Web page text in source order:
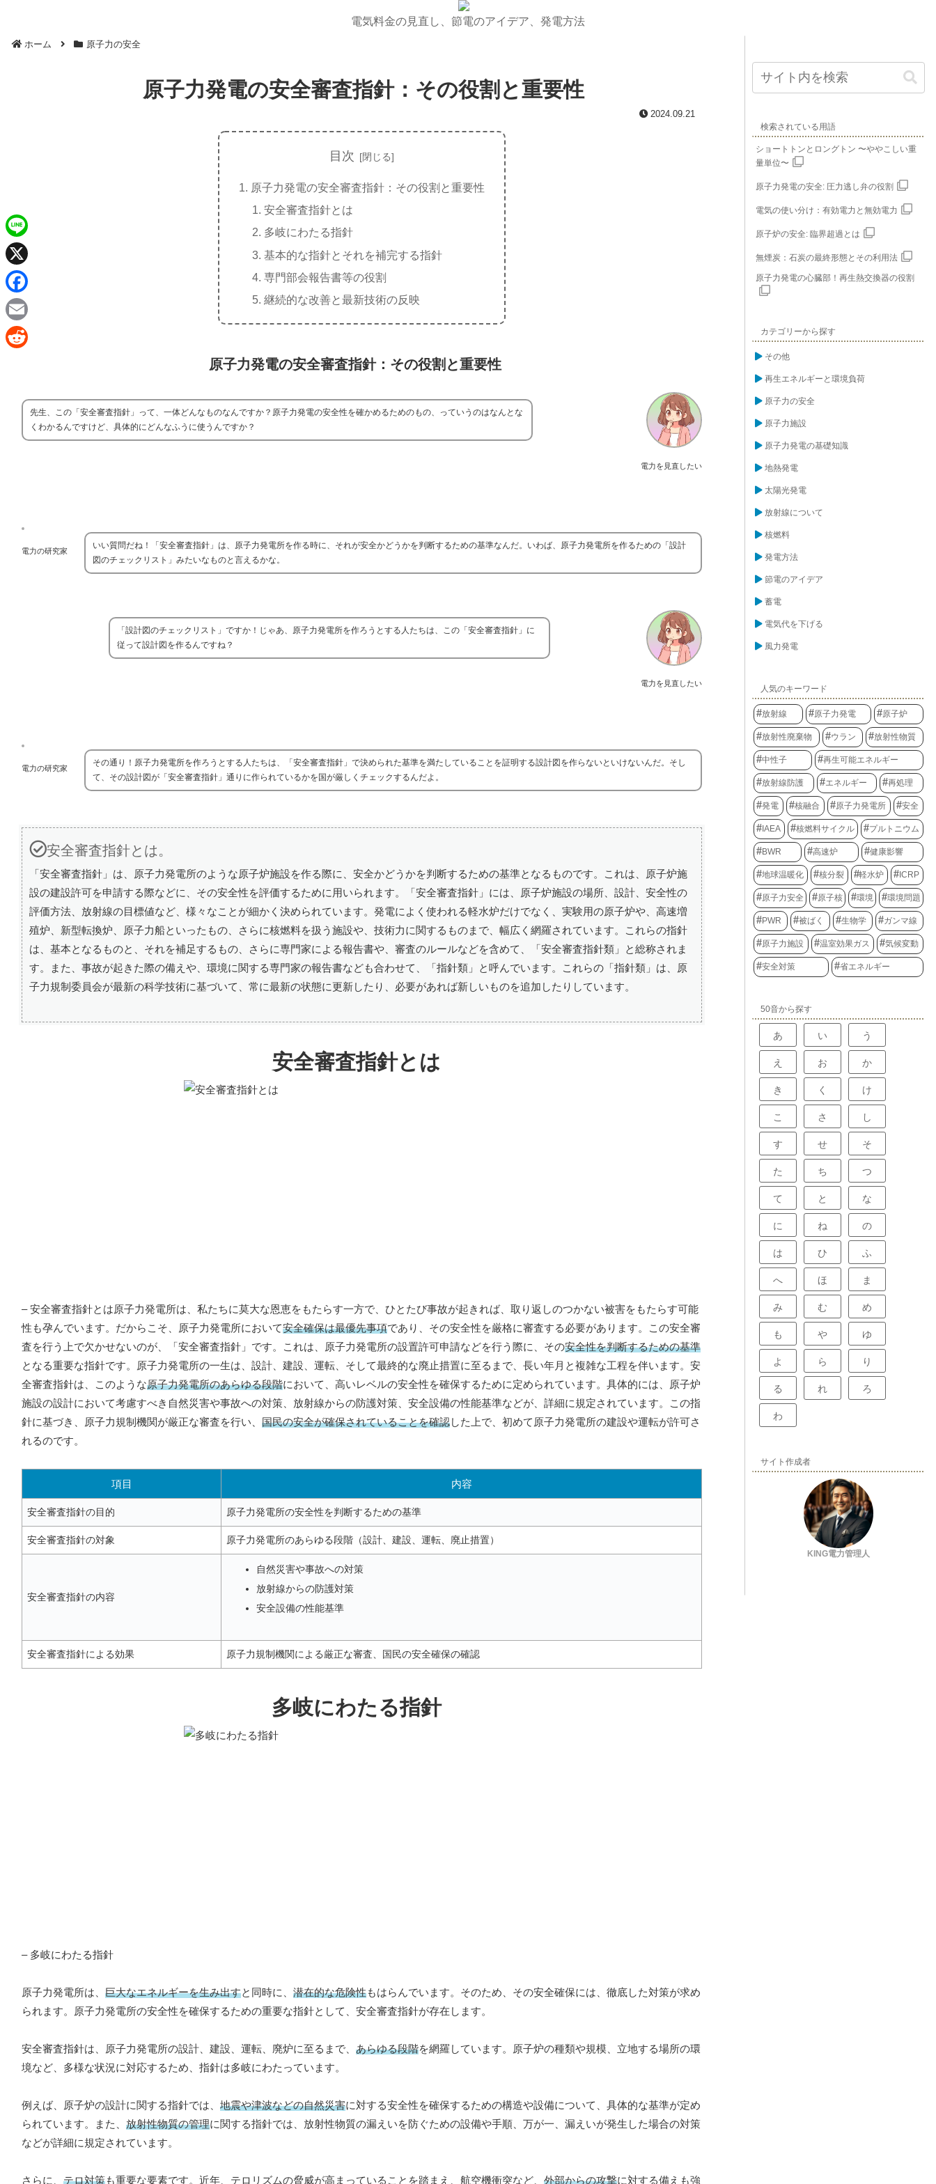
電気料金の見直し、節電のアイデア、発電方法
ホーム 原子力の安全
原子力発電の安全審査指針：その役割と重要性
2024.09.21
目次
原子力発電の安全審査指針：その役割と重要性
安全審査指針とは
多岐にわたる指針
基本的な指針とそれを補完する指針
専門部会報告書等の役割
継続的な改善と最新技術の反映
原子力発電の安全審査指針：その役割と重要性
電力を見直したい
先生、この「安全審査指針」って、一体どんなものなんですか？原子力発電の安全性を確かめるためのもの、っていうのはなんとな
くわかるんですけど、具体的にどんなふうに使うんですか？
電力の研究家
いい質問だね！「安全審査指針」は、原子力発電所を作る時に、それが安全かどうかを判断するための基準なんだ。いわば、原子力発電所を作るための「設計
図のチェックリスト」みたいなものと言えるかな。
電力を見直したい
「設計図のチェックリスト」ですか！じゃあ、原子力発電所を作ろうとする人たちは、この「安全審査指針」に
従って設計図を作るんですね？
電力の研究家
その通り！原子力発電所を作ろうとする人たちは、「安全審査指針」で決められた基準を満たしていることを証明する設計図を作らないといけないんだ。そし
て、その設計図が「安全審査指針」通りに作られているかを国が厳しくチェックするんだよ。
安全審査指針とは。
「安全審査指針」は、原子力発電所のような原子炉施設を作る際に、安全かどうかを判断するための基準となるものです。これは、原子炉施
設の建設許可を申請する際などに、その安全性を評価するために用いられます。「安全審査指針」には、原子炉施設の場所、設計、安全性の
評価方法、放射線の目標値など、様々なことが細かく決められています。発電によく使われる軽水炉だけでなく、実験用の原子炉や、高速増
殖炉、新型転換炉、原子力船といったもの、さらに核燃料を扱う施設や、技術力に関するものまで、幅広く網羅されています。これらの指針
は、基本となるものと、それを補足するもの、さらに専門家による報告書や、審査のルールなどを含めて、「安全審査指針類」と総称されま
す。また、事故が起きた際の備えや、環境に関する専門家の報告書なども合わせて、「指針類」と呼んでいます。これらの「指針類」は、原
子力規制委員会が最新の科学技術に基づいて、常に最新の状態に更新したり、必要があれば新しいものを追加したりしています。
安全審査指針とは
– 安全審査指針とは原子力発電所は、私たちに莫大な恩恵をもたらす一方で、ひとたび事故が起きれば、取り返しのつかない被害をもたらす可能
性も孕んでいます。だからこそ、原子力発電所において安全確保は最優先事項であり、その安全性を厳格に審査する必要があります。この安全審
査を行う上で欠かせないのが、「安全審査指針」です。これは、原子力発電所の設置許可申請などを行う際に、その安全性を判断するための基準
となる重要な指針です。原子力発電所の一生は、設計、建設、運転、そして最終的な廃止措置に至るまで、長い年月と複雑な工程を伴います。安
全審査指針は、このような原子力発電所のあらゆる段階において、高いレベルの安全性を確保するために定められています。具体的には、原子炉
施設の設計において考慮すべき自然災害や事故への対策、放射線からの防護対策、安全設備の性能基準などが、詳細に規定されています。この指
針に基づき、原子力規制機関が厳正な審査を行い、 国民の安全が確保されていることを確認した上で、初めて原子力発電所の建設や運転が許可さ
れるのです。
項目 内容
安全審査指針の目的 原子力発電所の安全性を判断するための基準
安全審査指針の対象 原子力発電所のあらゆる段階 （設計、建設、運転、廃止措置）
安全審査指針の内容
自然災害や事故への対策
放射線からの防護対策
安全設備の性能基準
安全審査指針による効果 原子力規制機関による厳正な審査、 国民の安全確保の確認
多岐にわたる指針
– 多岐にわたる指針
原子力発電所は、 巨大なエネルギーを生み出すと同時に、 潜在的な危険性もはらんでいます。そのため、その安全確保には、徹底した対策が求め
られます。原子力発電所の安全性を確保するための重要な指針として、安全審査指針が存在します。
安全審査指針は、原子力発電所の設計、建設、運転、廃炉に至るまで、 あらゆる段階を網羅しています。原子炉の種類や規模、立地する場所の環
境など、多様な状況に対応するため、指針は多岐にわたっています。
例えば、原子炉の設計に関する指針では、 地震や津波などの自然災害に対する安全性を確保するための構造や設備について、具体的な基準が定め
られています。また、 放射性物質の管理に関する指針では、放射性物質の漏えいを防ぐための設備や手順、万が一、漏えいが発生した場合の対策
などが詳細に規定されています。
さらに、 テロ対策も重要な要素です。近年、テロリズムの脅威が高まっていることを踏まえ、航空機衝突など、 外部からの攻撃に対する備えも強
検索されている用語
ショートトンとロングトン 〜ややこしい重
量単位〜
原子力発電の安全: 圧力逃し弁の役割
電気の使い分け：有効電力と無効電力
原子炉の安全: 臨界超過とは
無煙炭：石炭の最終形態とその利用法
原子力発電の心臓部！再生熱交換器の役割
カテゴリーから探す
その他
再生エネルギーと環境負荷
原子力の安全
原子力施設
原子力発電の基礎知識
地熱発電
太陽光発電
放射線について
核燃料
発電方法
節電のアイデア
蓄電
電気代を下げる
風力発電
人気のキーワード
放射線 原子力発電 原子炉
放射性廃棄物 ウラン 放射性物質
中性子 再生可能エネルギー
放射線防護 エネルギー 再処理
発電 核融合 原子力発電所 安全
IAEA 核燃料サイクル プルトニウム
BWR 高速炉 健康影響
地球温暖化 核分裂 軽水炉 ICRP
原子力安全 原子核 環境 環境問題
PWR 被ばく 生物学 ガンマ線
原子力施設 温室効果ガス 気候変動
安全対策 省エネルギー
50音から探す
あ い う
え お か
き く け
こ さ し
す せ そ
た ち つ
て と な
に ね の
は ひ ふ
へ ほ ま
み む め
も や ゆ
よ ら り
る れ ろ
わ
サイト作成者
KING電力管理人
L
n
e
X
F
a
c
E